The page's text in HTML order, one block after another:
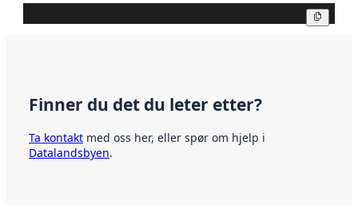
Finner du det du leter etter?
Ta kontakt med oss her, eller spør om hjelp i
Datalandsbyen.